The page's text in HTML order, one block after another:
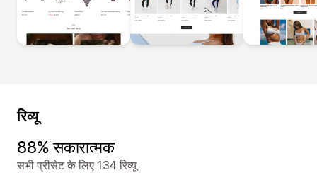
रिव्यू
88% सकारात्मक
सभी प्रीसेट के लिए 134 रिव्यू